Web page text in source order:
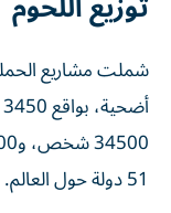
51 دولة حول العالم.